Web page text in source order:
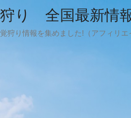
り 全国最新情
狩り情報を集めました!（アフィリエ